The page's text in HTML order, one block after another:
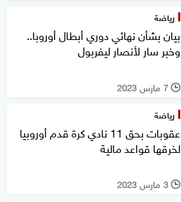
رياضة
بيان بشأن نهائي دوري أبطال أوروبا..
وخبر سار لأنصار ليفربول
l 7 مارس 2023
رياضة
عقوبات بحق 11 نادي كرة قدم أوروبيا
لخرقها قواعد مالية
l 3 مارس 2023